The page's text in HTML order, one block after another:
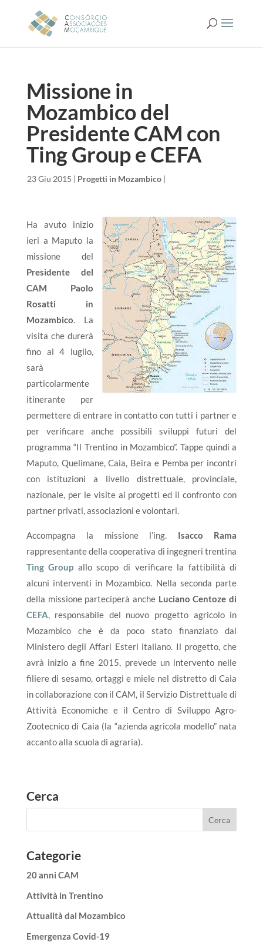
Missione in
Mozambico del
Presidente CAM con
Ting Group e CEFA
23 Giu 2015 | Progetti in Mozambico|
Ha avuto inizio
ieri a Maputo la
missione del
Presidente del
CAM Paolo
Rosatti in
Mozambico. La
visita che durerà
fino al 4 luglio,
sarà
particolarmente
itinerante per
permettere di entrare in contatto con tutti i partner e
per verificare anche possibili sviluppi futuri del
programma “Il Trentino in Mozambico”. Tappe quindi a
Maputo, Quelimane, Caia, Beira e Pemba per incontri
con istituzioni a livello distrettuale, provinciale,
nazionale, per le visite ai progetti ed il confronto con
partner privati, associazioni e volontari.
Accompagna la missione l’ing. Isacco Rama
rappresentante della cooperativa di ingegneri trentina
Ting Group allo scopo di verificare la fattibilità di
alcuni interventi in Mozambico. Nella seconda parte
della missione parteciperà anche Luciano Centoze di
CEFA, responsabile del nuovo progetto agricolo in
Mozambico che è da poco stato finanziato dal
Ministero degli Affari Esteri italiano. Il progetto, che
avrà inizio a fine 2015, prevede un intervento nelle
filiere di sesamo, ortaggi e miele nel distretto di Caia
in collaborazione con il CAM, il Servizio Distrettuale di
Attività Economiche e il Centro di Sviluppo Agro-
Zootecnico di Caia (la “azienda agricola modello” nata
accanto alla scuola di agraria).
Cerca
Categorie
20 anni CAM
Attività in Trentino
Attualità dal Mozambico
Emergenza Covid-19